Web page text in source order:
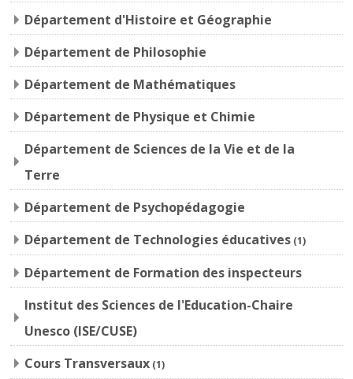
Département d'Histoire et Géographie
Département de Philosophie
Département de Mathématiques
Département de Physique et Chimie
Département de Sciences de la Vie et de la
Terre
Département de Psychopédagogie
Département de Technologies éducatives (1)
Département de Formation des inspecteurs
Institut des Sciences de l'Education-Chaire
Unesco (ISE/CUSE)
Cours Transversaux (1)